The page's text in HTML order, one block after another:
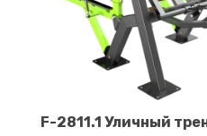
F-2811.1 Уличный